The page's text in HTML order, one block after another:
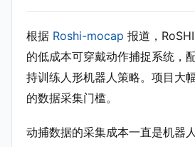
根据 Roshi-mocap 报道，
的低成本可穿戴动作捕捉系统，
持训练人形机器人策略。项目大
的数据采集门槛。
动捕数据的采集成本一直是机器